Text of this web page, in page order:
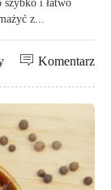
i łatwo
z...
Komentarz